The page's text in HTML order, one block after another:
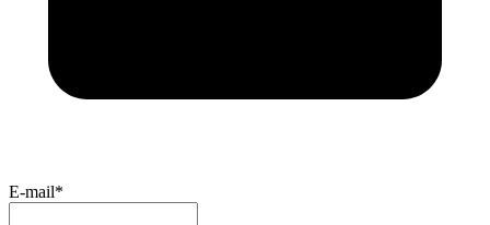
E-mail*